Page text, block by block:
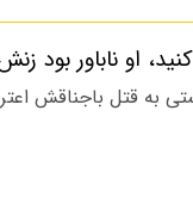
او ناباور بود
به قتل باجناقش